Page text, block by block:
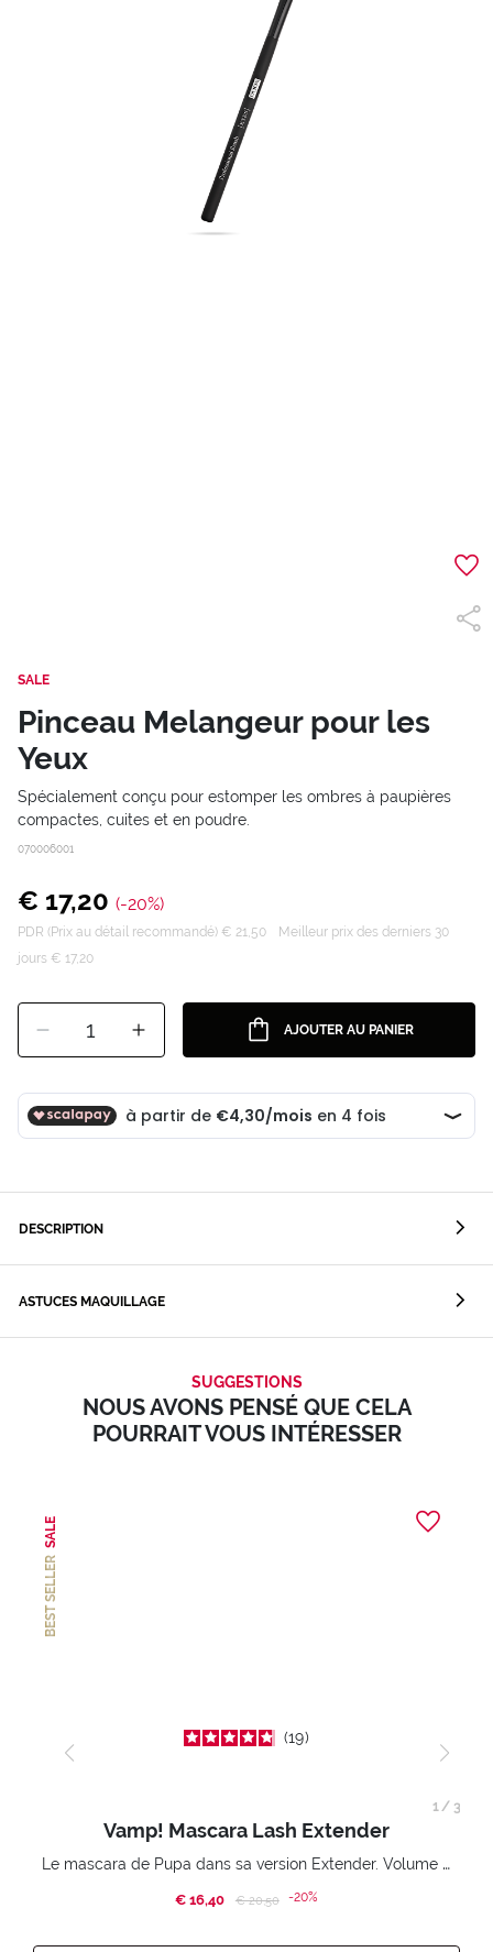
SALE
Pinceau Melangeur pour les
Yeux
Spécialement conçu pour estomper les ombres à paupières
compactes, cuites et en poudre.
070006001
€ 17,20 (-20%)
PDR (Prix au détail recommandé) € 21,50
Meilleur prix des derniers 30
jours € 17,20
1 AJOUTER AU PANIER
DESCRIPTION
ASTUCES MAQUILLAGE
SUGGESTIONS
NOUS AVONS PENSÉ QUE CELA
POURRAIT VOUS INTÉRESSER
BEST SELLER
SALE
19
Vamp! Mascara Lash Extender
Le mascara de Pupa dans sa version Extender. Volume extension 3D. Des cils amplifiés et liftés à l’infini.
€ 16,40 Price reduced from
€ 20,50to-20%
1/ 3